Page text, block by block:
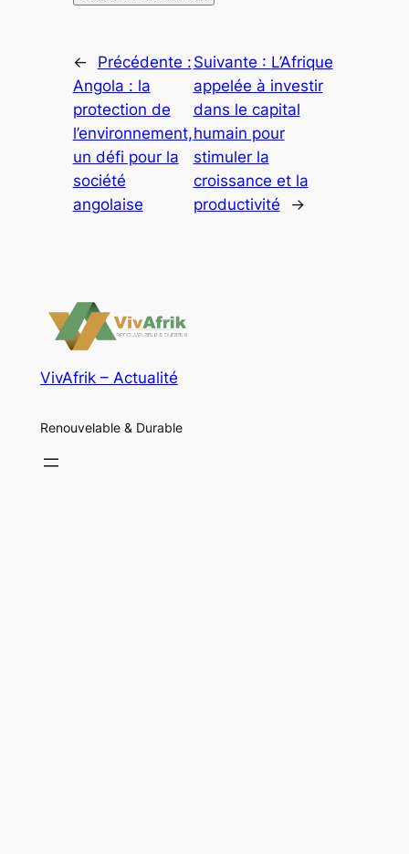
←
Précédente :
Angola : la
protection de
l’environnement,
un défi pour la
société
angolaise
Suivante : L’Afrique
appelée à investir
dans le capital
humain pour
stimuler la
croissance et la
productivité
→
VivAfrik – Actualité
Renouvelable & Durable